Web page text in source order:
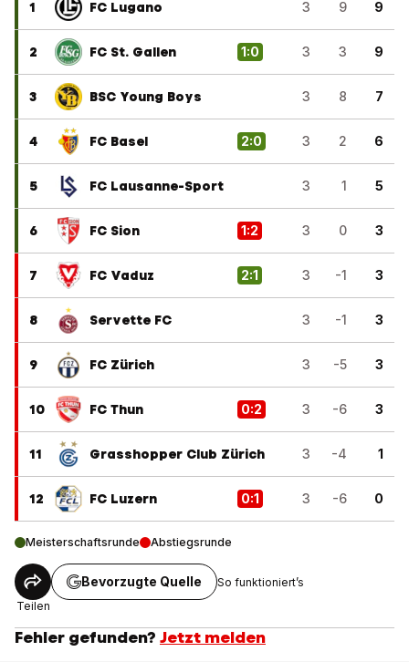
1 FC Lugano 3 9 9
2 FC St. Gallen 1:0 3 3 9
3 BSC Young Boys 3 8 7
4 FC Basel 2:0 3 2 6
5 FC Lausanne-Sport 3 1 5
6 FC Sion 1:2 3 0 3
7 FC Vaduz 2:1 3 -1 3
8 Servette FC 3 -1 3
9 FC Zürich 3 -5 3
10 FC Thun 0:2 3 -6 3
11 Grasshopper Club Zürich 3 -4 1
12 FC Luzern 0:1 3 -6 0
Meisterschaftsrunde Abstiegsrunde
Teilen
Bevorzugte Quelle So funktioniert’s
Fehler gefunden? Jetzt melden